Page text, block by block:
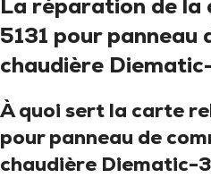
La réparation de
5131 pour panneau
chaudière
À quoi sert la carte
pour panneau de
chaudière Diematic-